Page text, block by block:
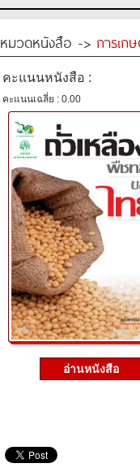
หมวดหนังสือ -> การเก
คะแนนหนังสือ :
คะแนนเฉลี่ย : 0.00
อ่านหนังสือ